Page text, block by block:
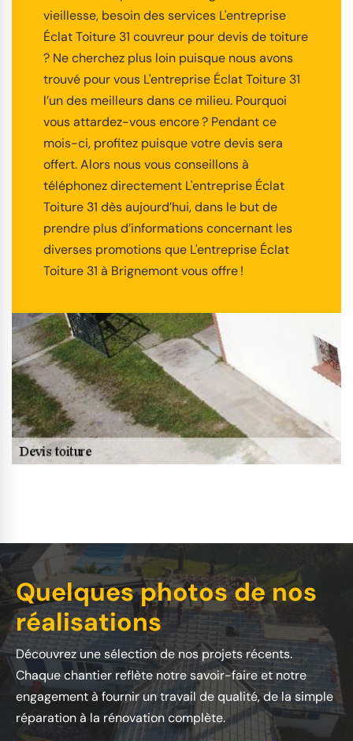
vieillesse, besoin des services L'entreprise
Éclat Toiture 31 couvreur pour devis de toiture
? Ne cherchez plus loin puisque nous avons
trouvé pour vous L'entreprise Éclat Toiture 31
l’un des meilleurs dans ce milieu. Pourquoi
vous attardez-vous encore ? Pendant ce
mois-ci, profitez puisque votre devis sera
offert. Alors nous vous conseillons à
téléphonez directement L'entreprise Éclat
Toiture 31 dès aujourd’hui, dans le but de
prendre plus d’informations concernant les
diverses promotions que L'entreprise Éclat
Toiture 31 à Brignemont vous offre !
Quelques photos de nos
réalisations
Découvrez une sélection de nos projets récents.
Chaque chantier reflète notre savoir-faire et notre
engagement à fournir un travail de qualité, de la simple
réparation à la rénovation complète.